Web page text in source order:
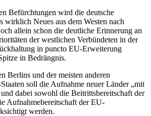
Befürchtungen wird die deutsche
wirklich Neues aus dem Westen nach
allein schon die deutliche Erinnerung an
der westlichen Verbündeten in der
in puncto EU-Erweiterung
in Bedrängnis.
Berlins und der meisten anderen
soll die Aufnahme neuer Länder „mit
dabei sowohl die Beitrittsbereitschaft der
Aufnahmebereitschaft der EU-
werden.